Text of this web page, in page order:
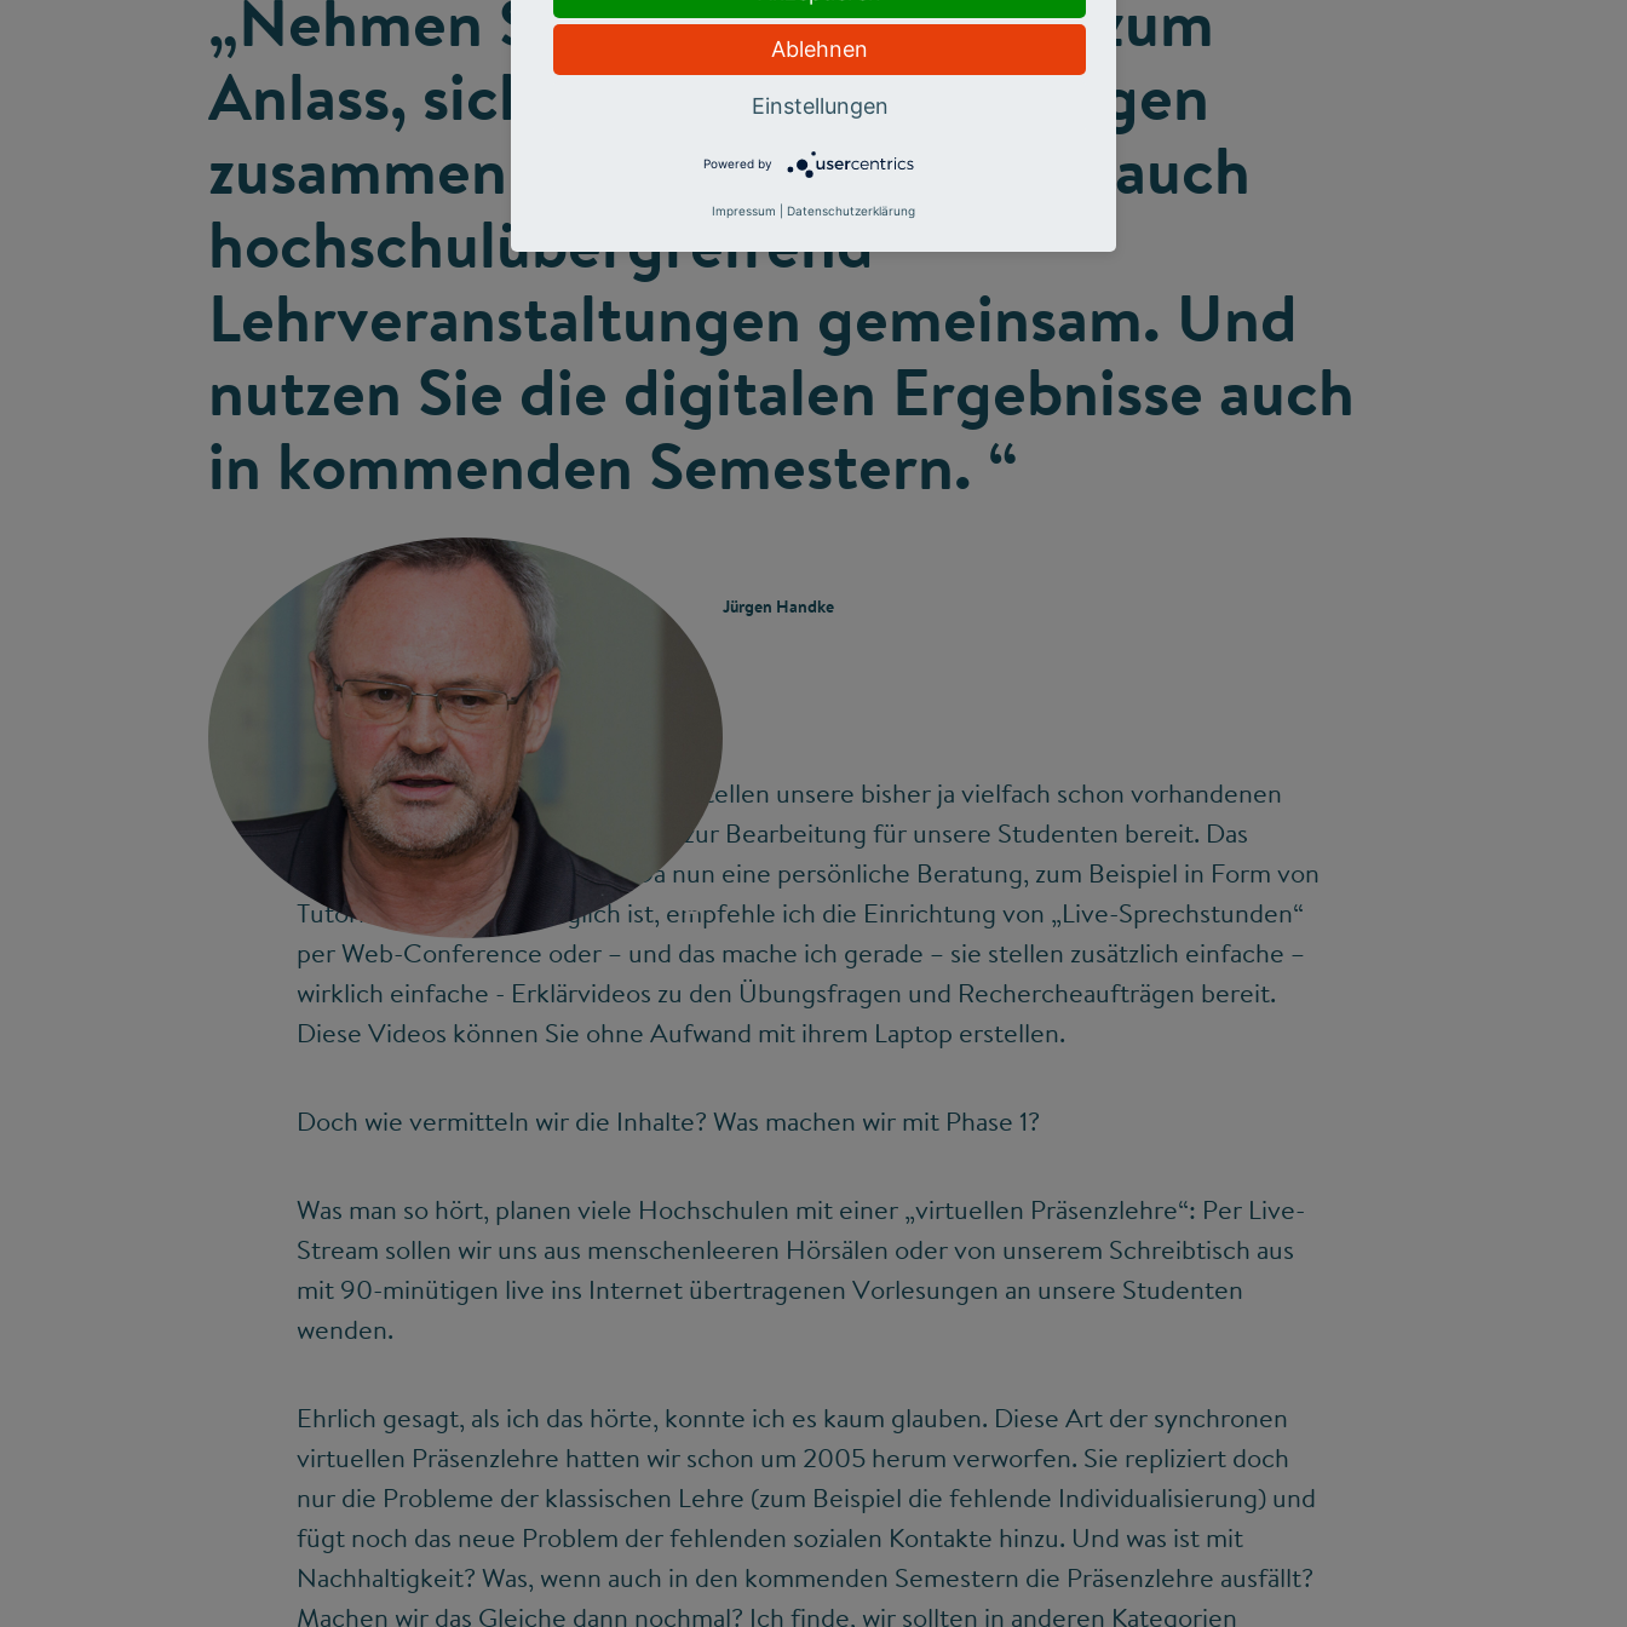
„Nehmen Sie die Corona-Krise zum
Anlass, sich mit ihren Fachkollegen
zusammen zu tun. Erzeugen Sie auch
hochschulübergreifend
Lehrveranstaltungen gemeinsam. Und
nutzen Sie die digitalen Ergebnisse auch
in kommenden Semestern. “
©
Jürgen Handke
Für Phase 2 ist das aber lösbar. Wir stellen unsere bisher ja vielfach schon vorhandenen
Übungsmaterialien einfach digital zur Bearbeitung für unsere Studenten bereit. Das
machen die meisten sowieso. Da nun eine persönliche Beratung, zum Beispiel in Form von
Tutorien nicht mehr möglich ist, empfehle ich die Einrichtung von „Live-Sprechstunden“
per Web-Conference oder – und das mache ich gerade – sie stellen zusätzlich einfache –
wirklich einfache - Erklärvideos zu den Übungsfragen und Rechercheaufträgen bereit.
Diese Videos können Sie ohne Aufwand mit ihrem Laptop erstellen.
Doch wie vermitteln wir die Inhalte? Was machen wir mit Phase 1?
Was man so hört, planen viele Hochschulen mit einer „virtuellen Präsenzlehre“: Per Live-
Stream sollen wir uns aus menschenleeren Hörsälen oder von unserem Schreibtisch aus
mit 90-minütigen live ins Internet übertragenen Vorlesungen an unsere Studenten
wenden.
Ehrlich gesagt, als ich das hörte, konnte ich es kaum glauben. Diese Art der synchronen
virtuellen Präsenzlehre hatten wir schon um 2005 herum verworfen. Sie repliziert doch
nur die Probleme der klassischen Lehre (zum Beispiel die fehlende Individualisierung) und
fügt noch das neue Problem der fehlenden sozialen Kontakte hinzu. Und was ist mit
Nachhaltigkeit? Was, wenn auch in den kommenden Semestern die Präsenzlehre ausfällt?
Machen wir das Gleiche dann nochmal? Ich finde, wir sollten in anderen Kategorien
Ablehnen
Einstellungen
Powered by
Impressum Datenschutzerklärung